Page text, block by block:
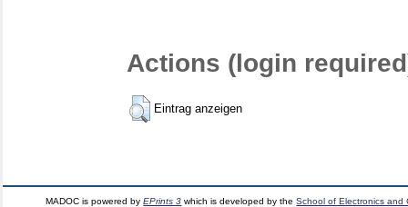
Actions (login
Eintrag anzeigen
MADOC is powered byEPrints 3 which is developed by theSchool of Electronics and